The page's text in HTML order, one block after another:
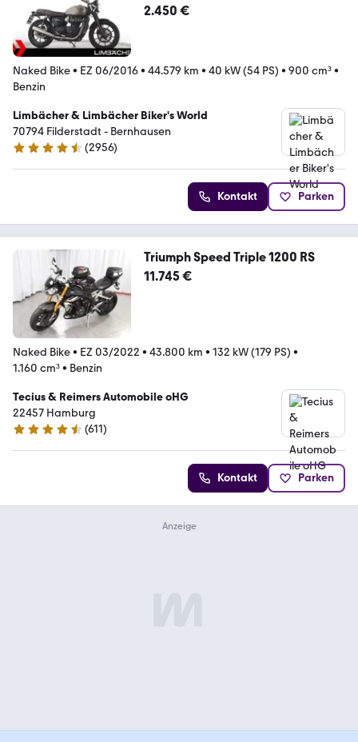
2.450 €
Naked Bike• EZ 06/2016• 44.579 km • 40 kW (54 PS) • 900 cm³•
Benzin
Limbächer & Limbächer Biker's World
70794 Filderstadt - Bernhausen
4.7 Sterne
(2956)
Kontakt Parken
Triumph Speed Triple 1200 RS
11.745 €
Naked Bike• EZ 03/2022 • 43.800 km • 132 kW (179 PS) •
1.160 cm³• Benzin
Tecius & Reimers Automobile oHG
22457 Hamburg
4.6 Sterne
(611)
Kontakt Parken